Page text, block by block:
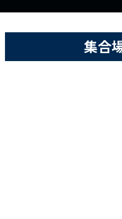
集合